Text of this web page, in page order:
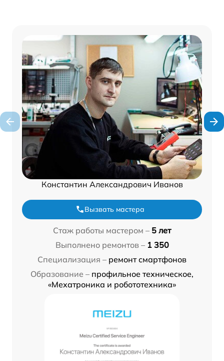
Константин Александрович Иванов
Вызвать мастера
Стаж работы мастером – 5 лет
Выполнено ремонтов – 1 350
Специализация – ремонт смартфонов
Образование – профильное техническое,
«Мехатроника и робототехника»